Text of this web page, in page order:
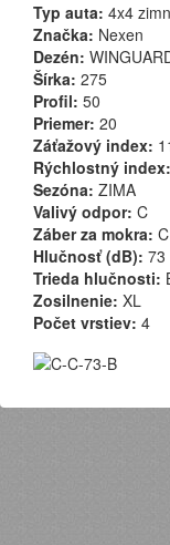
Typ auta: 4x4
Značka: Nexen
Dezén:
Šírka: 275
Profil: 50
Priemer: 20
Záťažový index:
Rýchlostný index:
Sezóna: ZIMA
Valivý odpor: C
Záber za mokra: C
Hlučnosť (dB): 73
Trieda hlučnosti:
Zosilnenie: XL
Počet vrstiev: 4